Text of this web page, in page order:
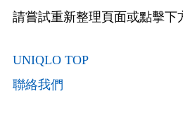
請嘗試重新整理頁面或點擊下
UNIQLO TOP
聯絡我們